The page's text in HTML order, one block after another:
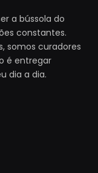
a bússola do
constantes.
somos curadores
é entregar
dia a dia.